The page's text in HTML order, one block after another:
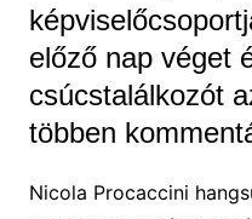
előző nap véget
csúcstalálkozót
többen
Nicola Procaccini